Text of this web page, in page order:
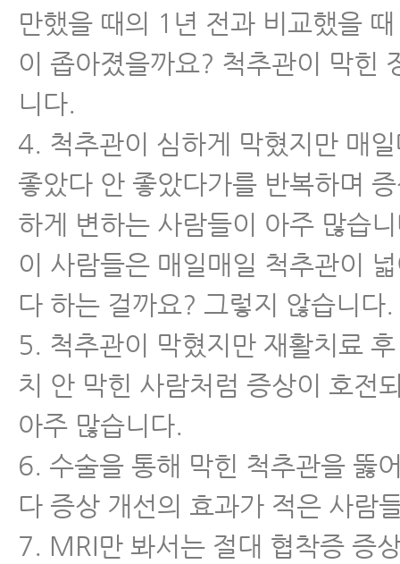
만했을 때의 1년 전과 비교했을
이 좁아졌을까요? 척추관이 막힌
니다.
4. 척추관이 심하게 막혔지만 매
좋았다 안 좋았다가를 반복하며
하게 변하는 사람들이 아주 많습
이 사람들은 매일매일 척추관이
다 하는 걸까요? 그렇지 않습니다.
5. 척추관이 막혔지만 재활치료
치 안 막힌 사람처럼 증상이 호전
아주 많습니다.
6. 수술을 통해 막힌 척추관을 뚫
다 증상 개선의 효과가 적은 사람
7. MRI만 봐서는 절대 협착증 증